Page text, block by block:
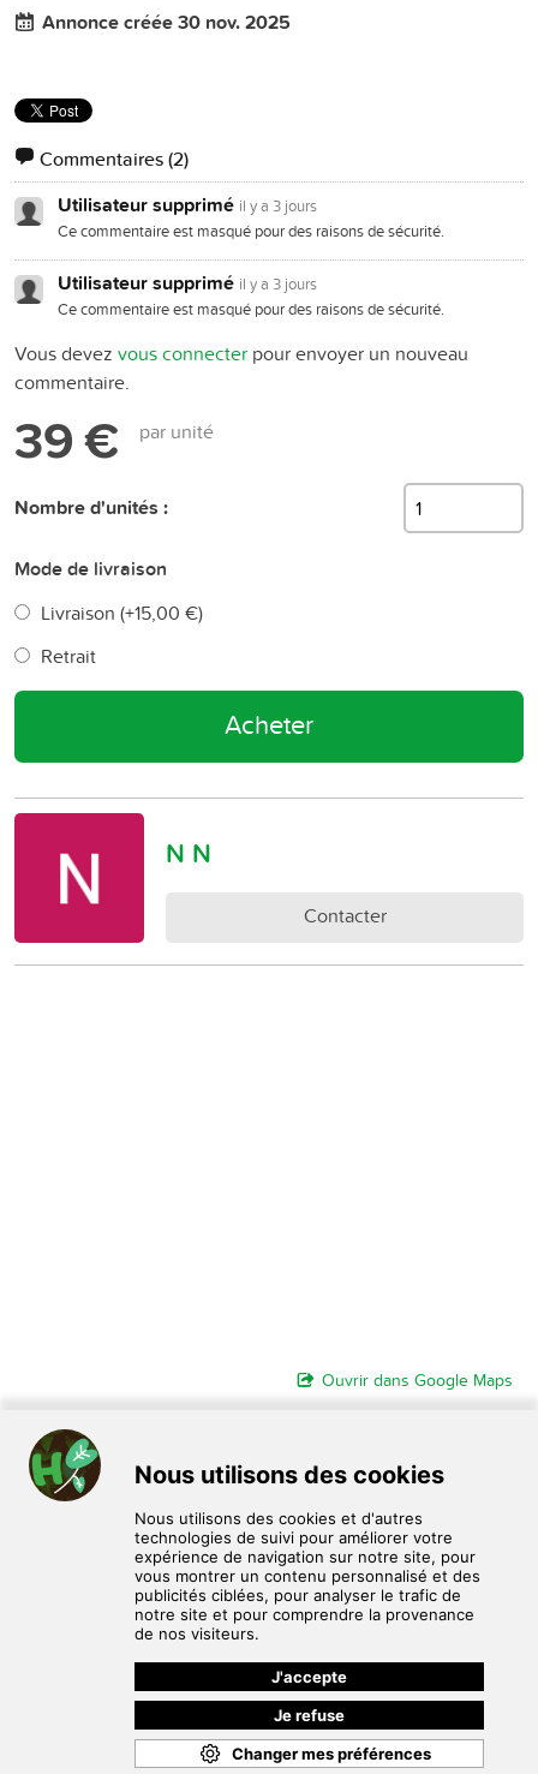
Annonce créée 30 nov. 2025
Commentaires(2)
Utilisateur supprimé il y a 3 jours
Ce commentaire est masqué pour des raisons de sécurité.
Utilisateur supprimé il y a 3 jours
Ce commentaire est masqué pour des raisons de sécurité.
Vous devez vous connecter pour envoyer un nouveau
commentaire.
39 € par unité
Nombre d'unités :
Mode de livraison
Livraison (+15,00 €)
Retrait
Acheter
N N
Contacter
Ouvrir dans Google Maps
HomoPlantus est un service de don, d'échange et de vente de
plantes et de graines entre particuliers.